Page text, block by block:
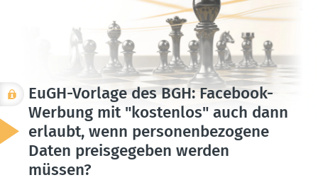
EuGH-Vorlage des BGH: Facebook-
Werbung mit "kostenlos" auch dann
erlaubt, wenn perso­nen­be­zogene
Daten preis­ge­geben werden
müssen?